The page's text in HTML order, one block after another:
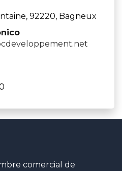
92220, Bagneux
comercial de